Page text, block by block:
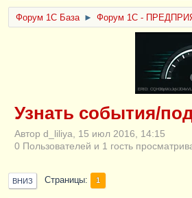
Форум 1C База ► Форум 1С -
ERID:
Узнать события/
Автор d_liliya, 15 июл 2016, 14:15
0 Пользователей и 1 гость
ВНИЗ Страницы 1